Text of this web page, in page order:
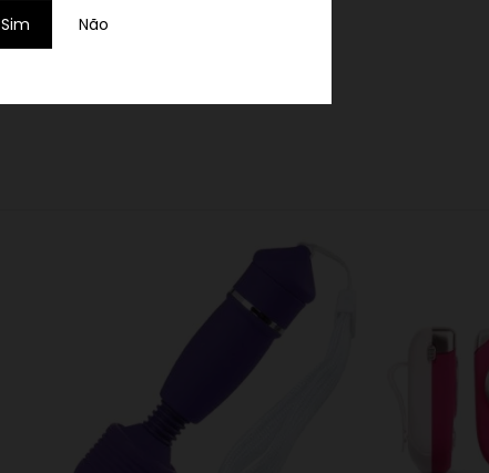
Sim Não